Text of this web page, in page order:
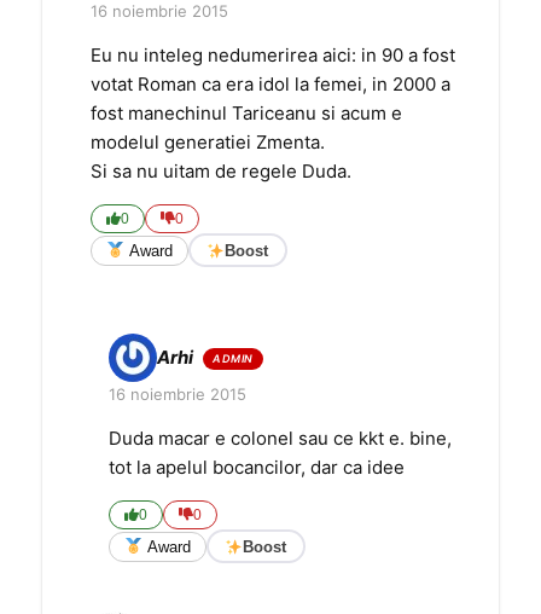
16 noiembrie 2015
Eu nu inteleg nedumerirea aici: in 90 a fost
votat Roman ca era idol la femei, in 2000 a
fost manechinul Tariceanu si acum e
modelul generatiei Zmenta.
Si sa nu uitam de regele Duda.
0 0
Award Boost
Arhi
16 noiembrie 2015
Duda macar e colonel sau ce kkt e. bine,
tot la apelul bocancilor, dar ca idee
0 0
Award Boost